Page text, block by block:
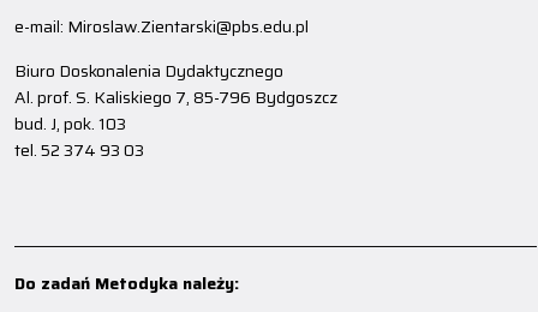
e-mail: Miroslaw.Zientarski@pbs.edu.pl
Biuro Doskonalenia Dydaktycznego
Al. prof. S. Kaliskiego 7, 85-796 Bydgoszcz
bud. J, pok. 103
tel. 52 374 93 03
Do zadań Metodyka należy: